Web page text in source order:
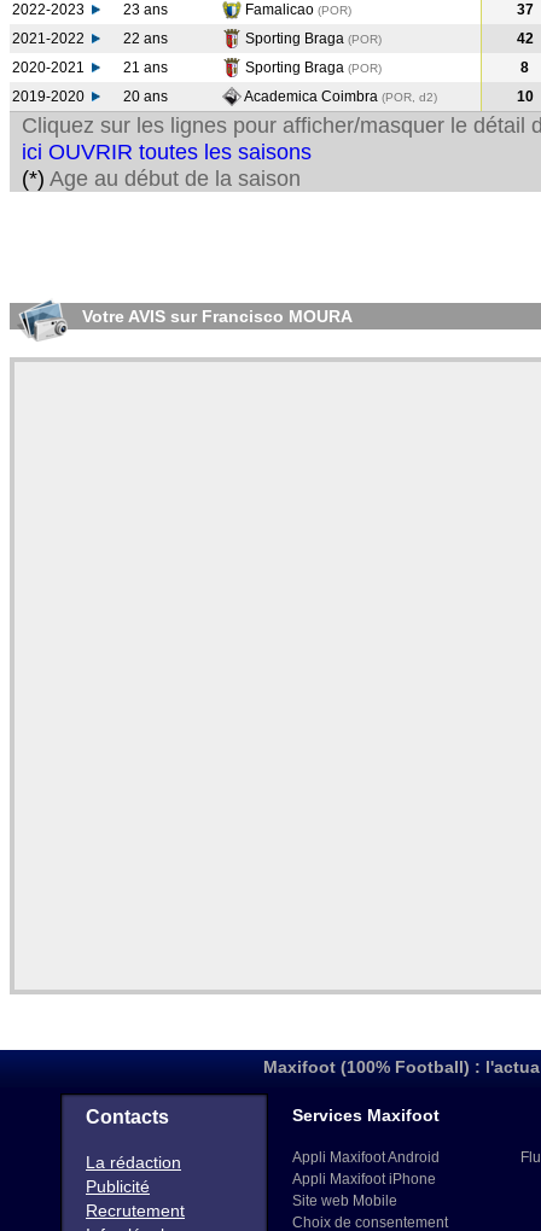
2022-2023
23 ans Famalicao (POR)
37
2021-2022
22 ans Sporting Braga (POR)
42
2020-2021
21 ans Sporting Braga (POR)
8
2019-2020
20 ans Academica Coimbra (POR, d2) 10
Cliquez sur les lignes pour afficher/masquer le détail
ici OUVRIR toutes les saisons
(*) Age au début de la saison
Votre AVIS sur Francisco MOURA
Maxifoot (100% Football) :
Contacts
La rédaction
Publicité
Recrutement
Services Maxifoot
Appli Maxifoot Android
Appli Maxifoot iPhone
Site web Mobile
Choix de consentement